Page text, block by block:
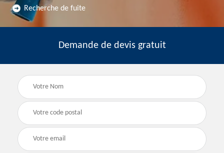
Recherche de fuite
Demande de devis gratuit